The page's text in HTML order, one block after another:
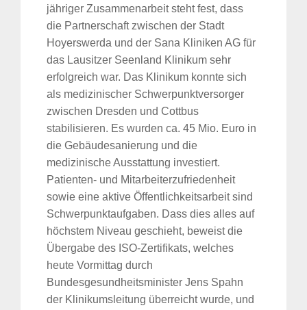
jähriger Zusammenarbeit steht fest, dass
die Partnerschaft zwischen der Stadt
Hoyerswerda und der Sana Kliniken AG für
das Lausitzer Seenland Klinikum sehr
erfolgreich war. Das Klinikum konnte sich
als medizinischer Schwerpunktversorger
zwischen Dresden und Cottbus
stabilisieren. Es wurden ca. 45 Mio. Euro in
die Gebäudesanierung und die
medizinische Ausstattung investiert.
Patienten- und Mitarbeiterzufriedenheit
sowie eine aktive Öffentlichkeitsarbeit sind
Schwerpunktaufgaben. Dass dies alles auf
höchstem Niveau geschieht, beweist die
Übergabe des ISO-Zertifikats, welches
heute Vormittag durch
Bundesgesundheitsminister Jens Spahn
der Klinikumsleitung überreicht wurde, und